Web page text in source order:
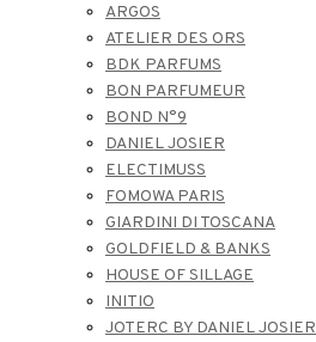
ARGOS
ATELIER DES ORS
BDK PARFUMS
BON PARFUMEUR
BOND N°9
DANIEL JOSIER
ELECTIMUSS
FOMOWA PARIS
GIARDINI DI TOSCANA
GOLDFIELD & BANKS
HOUSE OF SILLAGE
INITIO
JOTERC BY DANIEL JOSIER